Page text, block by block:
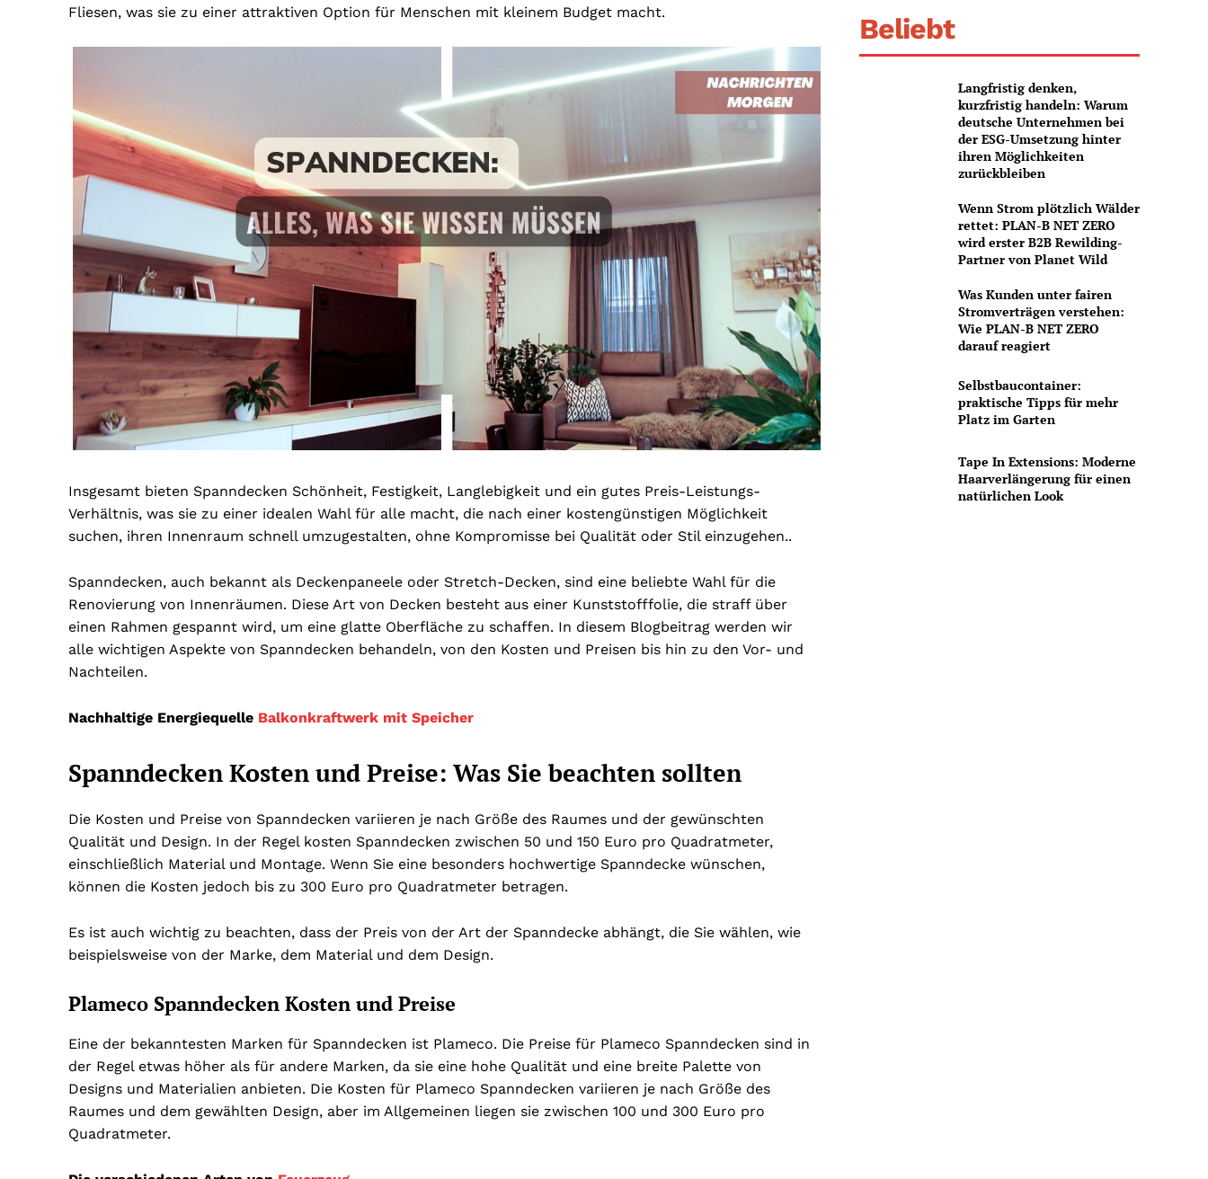
Fliesen, was sie zu einer attraktiven Option für Menschen mit kleinem Budget macht.
Insgesamt bieten Spanndecken Schönheit, Festigkeit, Langlebigkeit und ein gutes Preis-Leistungs-
Verhältnis, was sie zu einer idealen Wahl für alle macht, die nach einer kostengünstigen Möglichkeit
suchen, ihren Innenraum schnell umzugestalten, ohne Kompromisse bei Qualität oder Stil einzugehen..
Spanndecken, auch bekannt als Deckenpaneele oder Stretch-Decken, sind eine beliebte Wahl für die
Renovierung von Innenräumen. Diese Art von Decken besteht aus einer Kunststofffolie, die straff über
einen Rahmen gespannt wird, um eine glatte Oberfläche zu schaffen. In diesem Blogbeitrag werden wir
alle wichtigen Aspekte von Spanndecken behandeln, von den Kosten und Preisen bis hin zu den Vor- und
Nachteilen.
Nachhaltige Energiequelle Balkonkraftwerk mit Speicher
Spanndecken Kosten und Preise: Was Sie beachten sollten
Die Kosten und Preise von Spanndecken variieren je nach Größe des Raumes und der gewünschten
Qualität und Design. In der Regel kosten Spanndecken zwischen 50 und 150 Euro pro Quadratmeter,
einschließlich Material und Montage. Wenn Sie eine besonders hochwertige Spanndecke wünschen,
können die Kosten jedoch bis zu 300 Euro pro Quadratmeter betragen.
Es ist auch wichtig zu beachten, dass der Preis von der Art der Spanndecke abhängt, die Sie wählen, wie
beispielsweise von der Marke, dem Material und dem Design.
Plameco Spanndecken Kosten und Preise
Eine der bekanntesten Marken für Spanndecken ist Plameco. Die Preise für Plameco Spanndecken sind in
der Regel etwas höher als für andere Marken, da sie eine hohe Qualität und eine breite Palette von
Designs und Materialien anbieten. Die Kosten für Plameco Spanndecken variieren je nach Größe des
Raumes und dem gewählten Design, aber im Allgemeinen liegen sie zwischen 100 und 300 Euro pro
Quadratmeter.
Beliebt
Langfristig denken,
kurzfristig handeln: Warum
deutsche Unternehmen bei
der ESG-Umsetzung hinter
ihren Möglichkeiten
zurückbleiben
Wenn Strom plötzlich Wälder
rettet: PLAN-B NET ZERO
wird erster B2B Rewilding-
Partner von Planet Wild
Was Kunden unter fairen
Stromverträgen verstehen:
Wie PLAN-B NET ZERO
darauf reagiert
Selbstbaucontainer:
praktische Tipps für mehr
Platz im Garten
Tape In Extensions: Moderne
Haarverlängerung für einen
natürlichen Look